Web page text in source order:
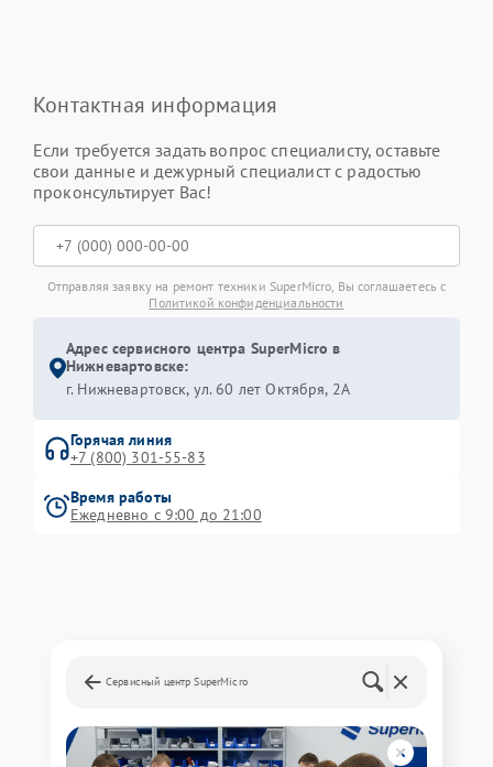
Контактная информация
Если требуется задать вопрос специалисту, оставьте
свои данные и дежурный специалист с радостью
проконсультирует Вас!
Отправляя заявку на ремонт техники SuperMicro, Вы соглашаетесь с
Политикой конфиденциальности
Адрес сервисного центра SuperMicro в
Нижневартовске:
г. Нижневартовск, ул. 60 лет Октября, 2А
Горячая линия
+7 (800) 301-55-83
Время работы
Ежедневно с 9:00 до 21:00
Сервисный центр SuperMicro